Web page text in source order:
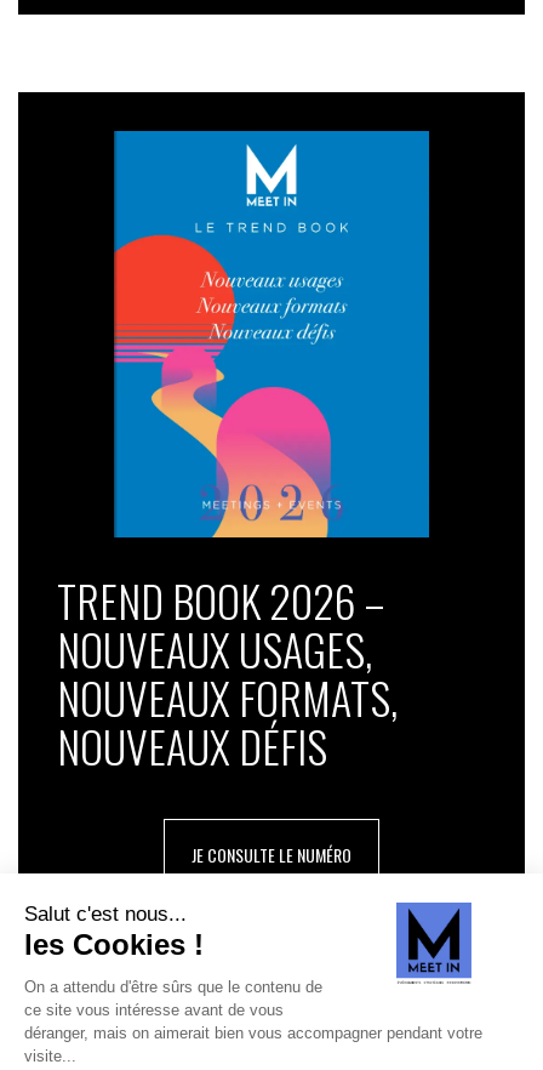
TREND BOOK 2026 –
NOUVEAUX USAGES,
NOUVEAUX FORMATS,
NOUVEAUX DÉFIS
JE CONSULTE LE NUMÉRO